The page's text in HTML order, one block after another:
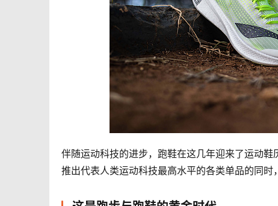
伴随运动科技的进步，跑鞋在这几年迎来了运动
推出代表人类运动科技最高水平的各类单品的同时